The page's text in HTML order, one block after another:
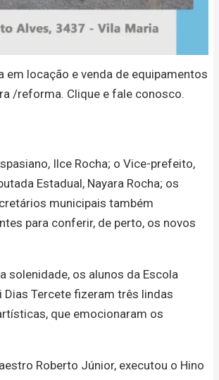
em locação e venda de equipamentos
/reforma. Clique e fale conosco.
Ilce Rocha; o Vice-prefeito,
Estadual, Nayara Rocha; os
municipais também
para conferir, de perto, os novos
solenidade, os alunos da Escola
Dias Tercete fizeram três lindas
que emocionaram os
Roberto Júnior, executou o Hino